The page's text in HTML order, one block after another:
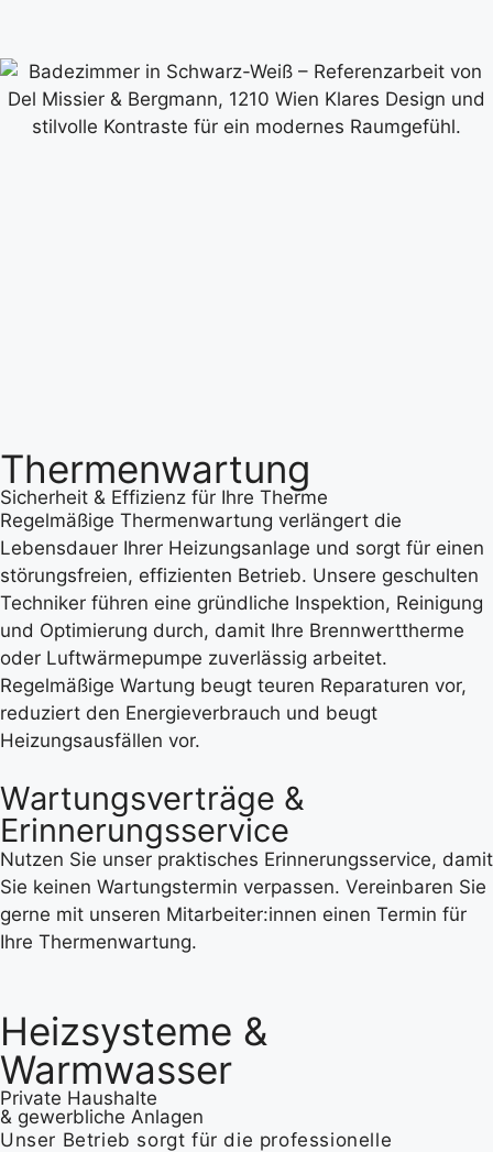
Thermenwartung
Sicherheit & Effizienz für Ihre Therme
Regelmäßige Thermenwartung verlängert die
Lebensdauer Ihrer Heizungsanlage und sorgt für einen
störungsfreien, effizienten Betrieb. Unsere geschulten
Techniker führen eine gründliche Inspektion, Reinigung
und Optimierung durch, damit Ihre Brennwerttherme
oder Luftwärmepumpe zuverlässig arbeitet.
Regelmäßige Wartung beugt teuren Reparaturen vor,
reduziert den Energieverbrauch und beugt
Heizungsausfällen vor.
Wartungsverträge &
Erinnerungsservice
Nutzen Sie unser praktisches Erinnerungsservice, damit
Sie keinen Wartungstermin verpassen. Vereinbaren Sie
gerne mit unseren Mitarbeiter:innen einen Termin für
Ihre Thermenwartung.
Heizsysteme &
Warmwasser
Private Haushalte
& gewerbliche Anlagen
Unser Betrieb sorgt für die professionelle